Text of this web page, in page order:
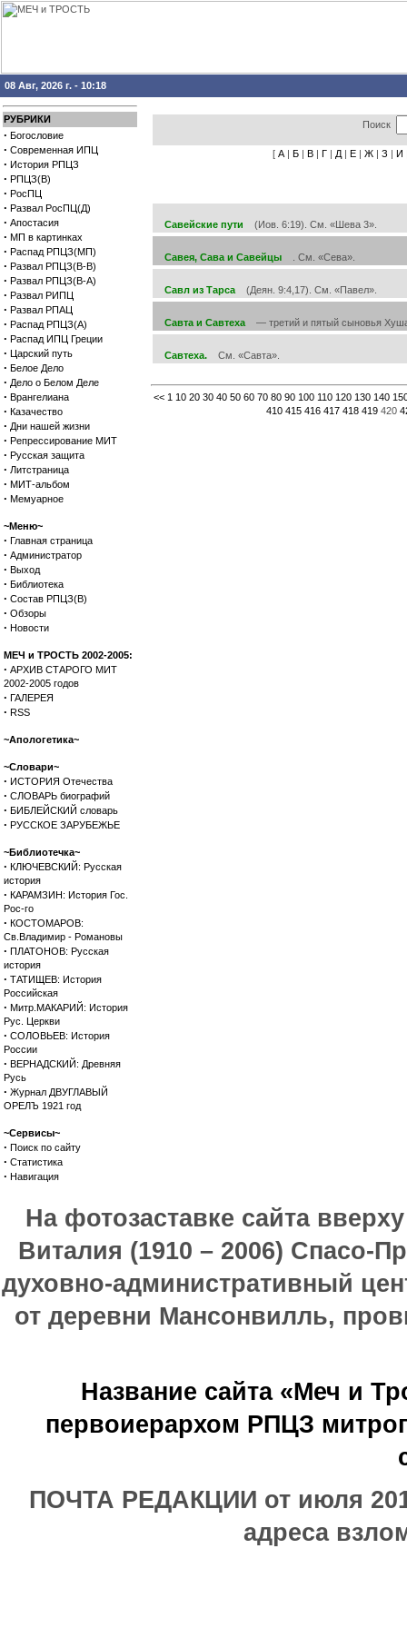
08 Авг, 2026 г. - 10:18
РУБРИКИ
· Богословие
· Современная ИПЦ
· История РПЦЗ
· РПЦЗ(В)
· РосПЦ
· Развал РосПЦ(Д)
· Апостасия
· МП в картинках
· Распад РПЦЗ(МП)
· Развал РПЦЗ(В-В)
· Развал РПЦЗ(В-А)
· Развал РИПЦ
· Развал РПАЦ
· Распад РПЦЗ(А)
· Распад ИПЦ Греции
· Царский путь
· Белое Дело
· Дело о Белом Деле
· Врангелиана
· Казачество
· Дни нашей жизни
· Репрессирование МИТ
· Русская защита
· Литстраница
· МИТ-альбом
· Мемуарное
~Меню~
· Главная страница
· Администратор
· Выход
· Библиотека
· Состав РПЦЗ(В)
· Обзоры
· Новости
МЕЧ и ТРОСТЬ 2002-2005:
· АРХИВ СТАРОГО МИТ
2002-2005 годов
· ГАЛЕРЕЯ
· RSS
~Апологетика~
~Словари~
· ИСТОРИЯ Отечества
· СЛОВАРЬ биографий
· БИБЛЕЙСКИЙ словарь
· РУССКОЕ ЗАРУБЕЖЬЕ
~Библиотечка~
· КЛЮЧЕВСКИЙ: Русская
история
· КАРАМЗИН: История Гос.
Рос-го
· КОСТОМАРОВ:
Св.Владимир - Романовы
· ПЛАТОНОВ: Русская
история
· ТАТИЩЕВ: История
Российская
· Митр.МАКАРИЙ: История
Рус. Церкви
· СОЛОВЬЕВ: История
России
· ВЕРНАДСКИЙ: Древняя
Русь
· Журнал ДВУГЛАВЫЙ
ОРЕЛЪ 1921 год
~Сервисы~
· Поиск по сайту
· Статистика
· Навигация
Поиск
[ А | Б | В | Г | Д | Е | Ж | З | И
Савейские пути (Иов. 6:19). См. «Шева 3».
Савея, Сава и Савейцы . См. «Сева».
Савл из Тарса (Деян. 9:4,17). См. «Павел».
Савта и Савтеха — третий и пятый сыновья
Савтеха. См. «Савта».
<< 1 10 20 30 40 50 60 70 80 90 100 110 120 130 140
410 415 416 417 418 419 420
На фотозаставке сайта
Виталия (1910 – 2006) Спасо-
духовно-административный
от деревни Мансонвилль,
Название сайта «Меч и
первоиерархом РПЦЗ
ПОЧТА РЕДАКЦИИ от июля
адреса